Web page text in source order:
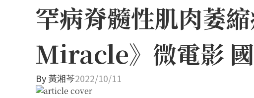
罕病脊髓性肌肉萎
Miracle》微電影
By黃湘芩2022/10/11